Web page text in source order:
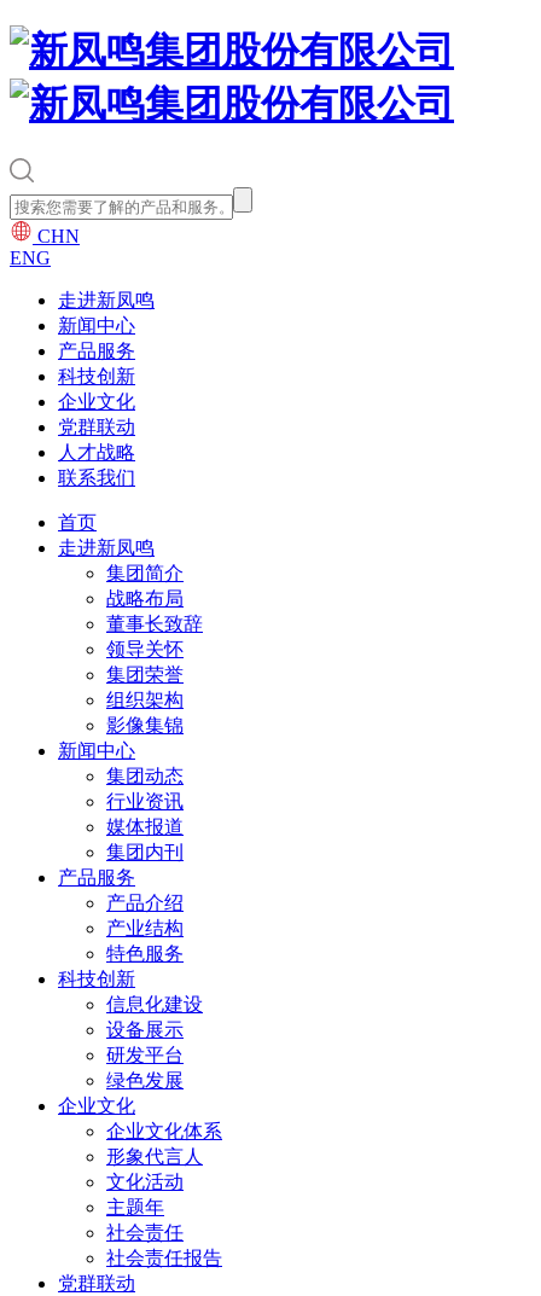
CHN
ENG
走进新凤鸣
新闻中心
产品服务
科技创新
企业文化
党群联动
人才战略
联系我们
首页
走进新凤鸣
集团简介
战略布局
董事长致辞
领导关怀
集团荣誉
组织架构
影像集锦
新闻中心
集团动态
行业资讯
媒体报道
集团内刊
产品服务
产品介绍
产业结构
特色服务
科技创新
信息化建设
设备展示
研发平台
绿色发展
企业文化
企业文化体系
形象代言人
文化活动
主题年
社会责任
社会责任报告
党群联动